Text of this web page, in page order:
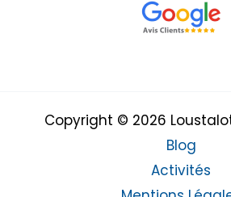
Copyright © 2026
Blog
Activités